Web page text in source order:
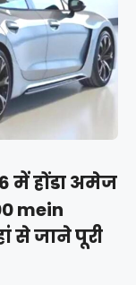
में होंडा अमेज
mein
से जाने पूरी